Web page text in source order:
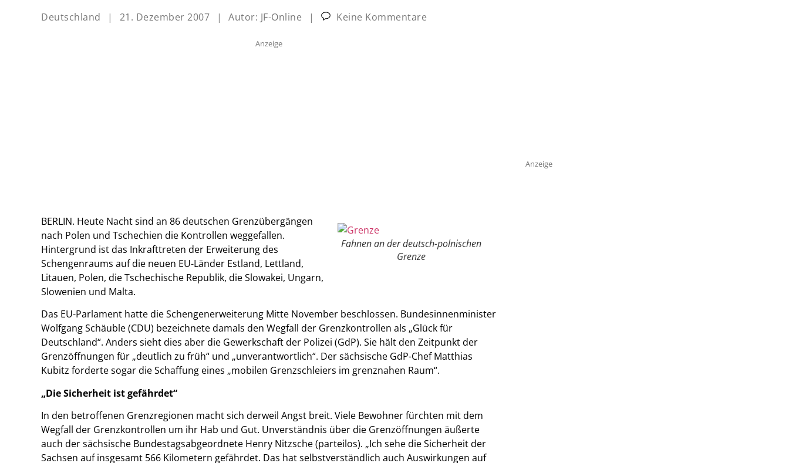
Deutschland | 21. Dezember 2007 | Autor: JF-Online | Keine Kommentare
Anzeige
Fahnen an der deutsch-polnischen
Grenze
BERLIN. Heute Nacht sind an 86 deutschen Grenzübergängen
nach Polen und Tschechien die Kontrollen weggefallen.
Hintergrund ist das Inkrafttreten der Erweiterung des
Schengenraums auf die neuen EU-Länder Estland, Lettland,
Litauen, Polen, die Tschechische Republik, die Slowakei, Ungarn,
Slowenien und Malta.
Das EU-Parlament hatte die Schengenerweiterung Mitte November beschlossen. Bundesinnenminister
Wolfgang Schäuble (CDU) bezeichnete damals den Wegfall der Grenzkontrollen als „Glück für
Deutschland“. Anders sieht dies aber die Gewerkschaft der Polizei (GdP). Sie hält den Zeitpunkt der
Grenzöffnungen für „deutlich zu früh“ und „unverantwortlich“. Der sächsische GdP-Chef Matthias
Kubitz forderte sogar die Schaffung eines „mobilen Grenzschleiers im grenznahen Raum“.
„Die Sicherheit ist gefährdet“
In den betroffenen Grenzregionen macht sich derweil Angst breit. Viele Bewohner fürchten mit dem
Wegfall der Grenzkontrollen um ihr Hab und Gut. Unverständnis über die Grenzöffnungen äußerte
auch der sächsische Bundestagsabgeordnete Henry Nitzsche (parteilos). „Ich sehe die Sicherheit der
Sachsen auf insgesamt 566 Kilometern gefährdet. Das hat selbstverständlich auch Auswirkungen auf
Anzeige